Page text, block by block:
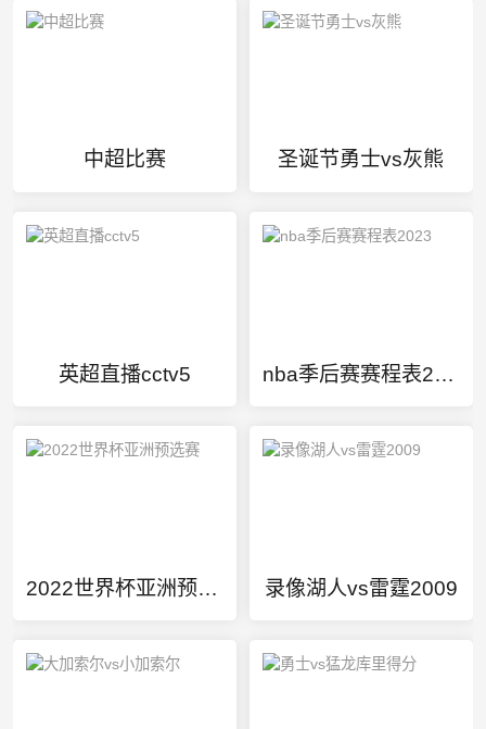
中超比赛 圣诞节勇士vs灰熊
英超直播cctv5 nba季后赛赛程表2023
2022世界杯亚洲预选赛 录像湖人vs雷霆2009